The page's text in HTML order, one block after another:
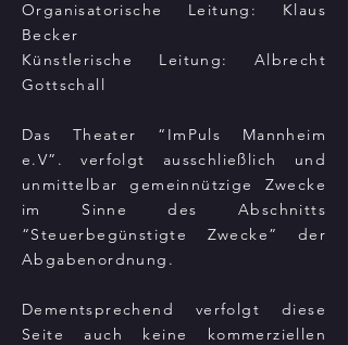
Organisatorische Leitung: Klaus
Becker
Künstlerische Leitung: Albrecht
Gottschall
Das Theater “ImPuls Mannheim
e.V”. verfolgt ausschließlich und
unmittelbar gemeinnützige Zwecke
im Sinne des Abschnitts
“Steuerbegünstigte Zwecke” der
Abgabenordnung.
Dementsprechend verfolgt diese
Seite auch keine kommerziellen